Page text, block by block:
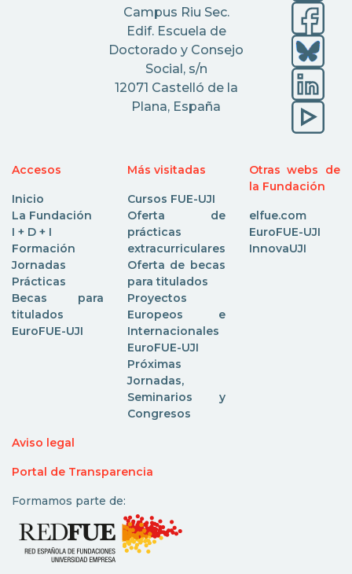
Campus Riu Sec.
Edif. Escuela de
Doctorado y Consejo
Social, s/n
12071 Castelló de la
Plana, España
Accesos
Inicio
La Fundación
I + D + I
Formación
Jornadas
Prácticas
Becas para
titulados
EuroFUE-UJI
Más visitadas
Cursos FUE-UJI
Oferta de
prácticas
extracurriculares
Oferta de becas
para titulados
Proyectos
Europeos e
Internacionales
EuroFUE-UJI
Próximas
Jornadas,
Seminarios y
Congresos
Otras webs de
la Fundación
elfue.com
EuroFUE-UJI
InnovaUJI
Aviso legal
Portal de Transparencia
Formamos parte de: